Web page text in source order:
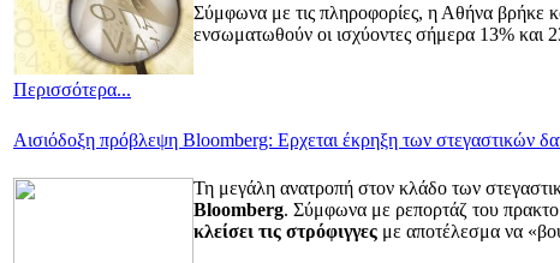
Σύμφωνα με τις πληροφορίες, η Αθήνα βρήκε
ενσωματωθούν οι ισχύοντες σήμερα 13% και
Περισσότερα...
Αισιόδοξη πρόβλεψη Bloomberg: Ερχεται έκρηξη των στεγαστικών
Τη μεγάλη ανατροπή στον κλάδο των
Bloomberg. Σύμφωνα με ρεπορτάζ του
κλείσει τις στρόφιγγες με αποτέλεσμα να